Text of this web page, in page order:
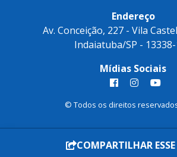
Endereço
Av. Conceição, 227 - Vila
Indaiatuba/SP -
Mídias Sociais
© Todos os direitos
COMPARTILHAR